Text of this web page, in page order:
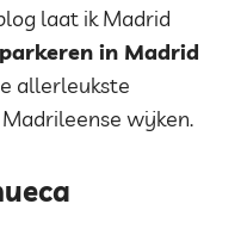
laat ik Madrid
in Madrid
allerleukste
wijken.